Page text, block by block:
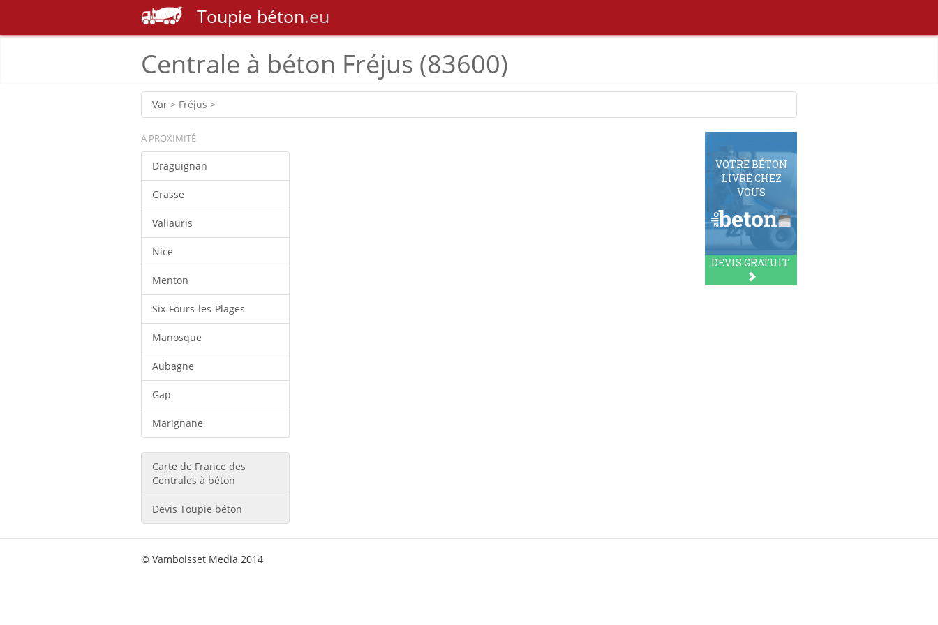
Toupie béton.eu
Centrale à béton Fréjus (83600)
Var > Fréjus >
A PROXIMITÉ
Draguignan
Grasse
Vallauris
Nice
Menton
Six-Fours-les-Plages
Manosque
Aubagne
Gap
Marignane
Carte de France des
Centrales à béton
Devis Toupie béton
VOTRE BÉTON
LIVRÉ CHEZ
VOUS
DEVIS GRATUIT
© Vamboisset Media 2014